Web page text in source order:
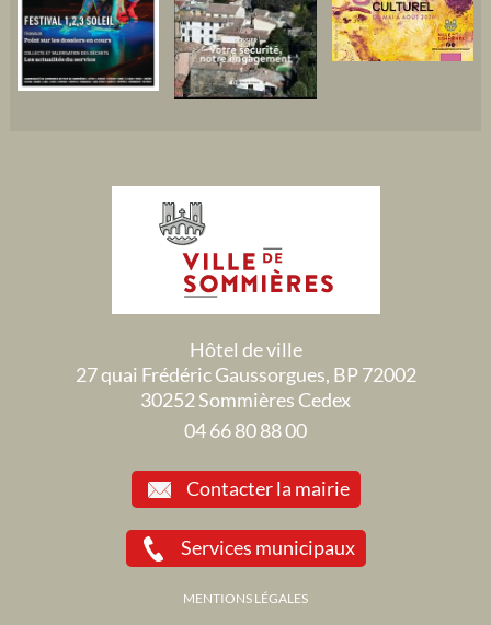
Hôtel de ville
27 quai Frédéric Gaussorgues, BP 72002
30252 Sommières Cedex
04 66 80 88 00
Contacter la mairie
Services municipaux
MENTIONS LÉGALES